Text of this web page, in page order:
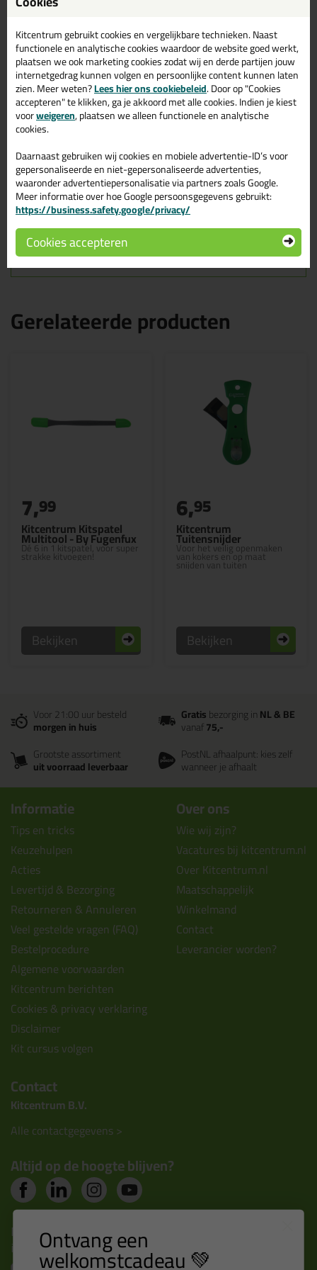
Zoek je kit in een specifieke kleur? Gevonden! Deze siliconenkit in
7023 is te gebruiken voor verschillende toepassingen. Een
duurzame en veelzijdige kit welke makkelijk te verwerken is.
Perfect als je een bijpassende kleur zoekt met gegarandeerd een
topresultaat. Bestel de Soudal Silirub Color 300ml in kleur
Betongrijs RAL 7023 vandaag nog! Op voorraad en op werkdagen
besteld = morgen in huis.
Wil je meer weten over de toepassing en kenmerken van dit
product?
Tips & tricks voor Soudal Silirub Color
300ml
In de volgende blogs wordt dit product gebruikt:
De badkamer kitten? Lees hier hoe!
Hoe kit ik een (natuursteen) aanrechtblad af?
Welke kit heb ik nodig voor mijn badkamer?
Gerelateerde producten
Kitcentrum Kitspatel
Multitool - By Fugenfux
Dé 6 in 1 kitspatel, voor super
strakke kitvoegen!
7,99
Bekijken
Kitcentrum
Tuitensnijder
Voor het veilig openmaken
van kokers en op maat
snijden van tuiten
6,95
Bekijken
Voor 21:00 uur besteld
morgen in huis
Gratisbezorging inNL & BE
vanaf75,-
Grootste assortiment
uit voorraad leverbaar
PostNL afhaalpunt: kies zelf
wanneer je afhaalt
Informatie
Tips en tricks
Keuzehulpen
Acties
Levertijd & Bezorging
Retourneren & Annuleren
Veel gestelde vragen (FAQ)
Bestelprocedure
Algemene voorwaarden
Kitcentrum berichten
Cookies & privacy verklaring
Disclaimer
Kit cursus volgen
Over ons
Wie wij zijn?
Vacatures bij kitcentrum.nl
Over Kitcentrum.nl
Maatschappelijk
Winkelmand
Contact
Leverancier worden?
Contact
Kitcentrum B.V.
Alle contactgegevens >
Altijd op de hoogte blijven?
Nieuws, tips en exclusieve deals rechtstreeks in je
inbox
Kitcentrum gebruikt cookies en vergelijkbare technieken. Naast
functionele en analytische cookies waardoor de website goed werkt,
plaatsen we ook marketing cookies zodat wij en derde partijen jouw
internetgedrag kunnen volgen en persoonlijke content kunnen laten
zien. Meer weten?Lees hier ons cookiebeleid. Door op "Cookies
accepteren" te klikken, ga je akkoord met alle cookies. Indien je kiest
voorweigeren, plaatsen we alleen functionele en analytische
cookies.
Daarnaast gebruiken wij cookies en mobiele advertentie-ID’s voor
gepersonaliseerde en niet-gepersonaliseerde advertenties,
waaronder advertentiepersonalisatie via partners zoals Google.
Meer informatie over hoe Google persoonsgegevens gebruikt:
https://business.safety.google/privacy/
Cookies accepteren
Ontvang een
welkomstcadeau 💚